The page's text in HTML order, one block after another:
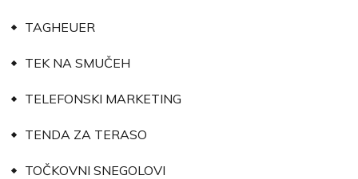
TAGHEUER
TEK NA SMUČEH
TELEFONSKI MARKETING
TENDA ZA TERASO
TOČKOVNI SNEGOLOVI